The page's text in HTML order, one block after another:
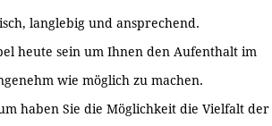
langlebig und ansprechend.
heute sein um Ihnen den Aufenthalt im
wie möglich zu machen.
haben Sie die Möglichkeit die Vielfalt der